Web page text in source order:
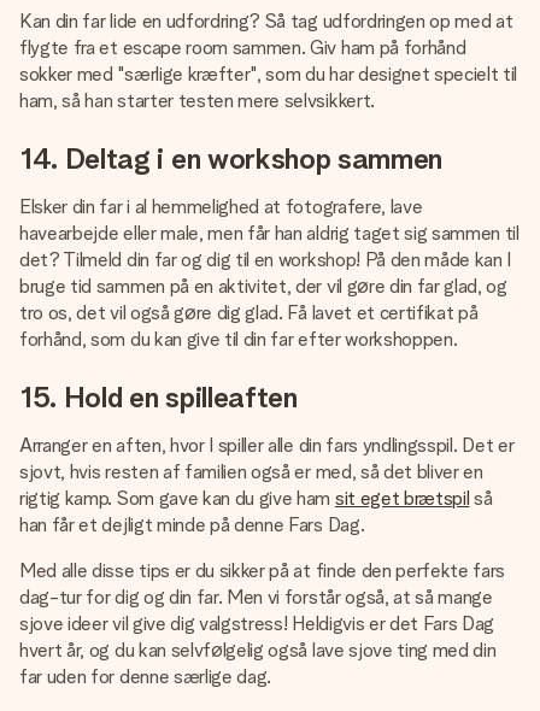
Kan din far lide en udfordring? Så tag udfordringen op med at
flygte fra et escape room sammen. Giv ham på forhånd
sokker med "særlige kræfter", som du har designet specielt til
ham, så han starter testen mere selvsikkert.
14. Deltag i en workshop sammen
Elsker din far i al hemmelighed at fotografere, lave
havearbejde eller male, men får han aldrig taget sig sammen til
det? Tilmeld din far og dig til en workshop! På den måde kan I
bruge tid sammen på en aktivitet, der vil gøre din far glad, og
tro os, det vil også gøre dig glad. Få lavet et certifikat på
forhånd, som du kan give til din far efter workshoppen.
15. Hold en spilleaften
Arranger en aften, hvor I spiller alle din fars yndlingsspil. Det er
sjovt, hvis resten af familien også er med, så det bliver en
rigtig kamp. Som gave kan du give ham sit eget brætspil så
han får et dejligt minde på denne Fars Dag.
Med alle disse tips er du sikker på at finde den perfekte fars
dag-tur for dig og din far. Men vi forstår også, at så mange
sjove ideer vil give dig valgstress! Heldigvis er det Fars Dag
hvert år, og du kan selvfølgelig også lave sjove ting med din
far uden for denne særlige dag.